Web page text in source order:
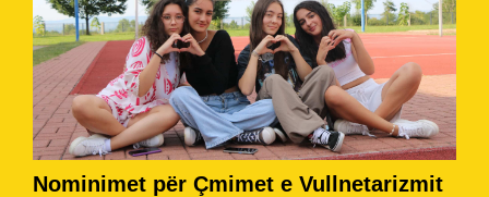
Nominimet për Çmimet e Vullnetarizmit